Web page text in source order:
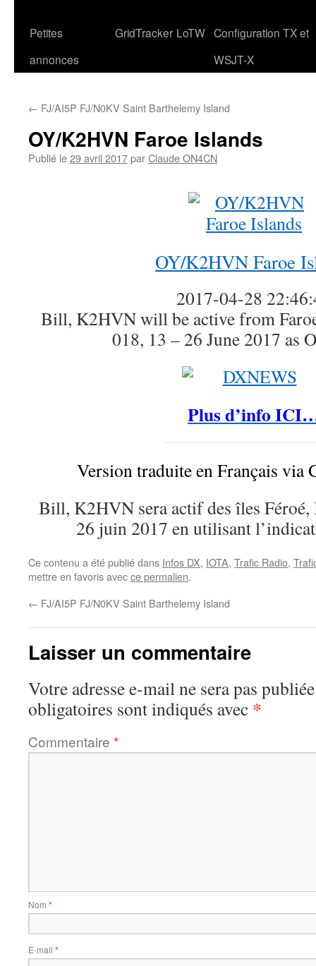
Petites
annonces
GridTracker LoTW Configuration TX et
WSJT-X
← FJ/AI5P FJ/N0KV Saint Barthelemy Island
OY/K2HVN Faroe Islands
Publié le29 avril 2017parClaude ON4CN
OY/K2HVN Faroe
2017-04-28
Bill, K2HVN will be active from
018, 13 – 26 June 2017 as
Plus d’info
Version traduite en Français via
Bill, K2HVN sera actif des îles
26 juin 2017 en utilisant
Ce contenu a été publié dans Infos DX, IOTA, Trafic Radio,
mettre en favoris avecce permalien.
← FJ/AI5P FJ/N0KV Saint Barthelemy Island
Laisser un commentaire
Votre adresse e-mail ne sera pas
obligatoires sont indiqués avec *
Commentaire *
Nom *
E-mail *